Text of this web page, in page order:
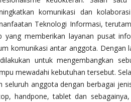
komunikasi dan
Teknologi Informasi,
yang memberikan layanan pusat
komunikasi antar anggota. Dengan
untuk mengembangkan
mewadahi kebutuhan tersebut.
seluruh anggota dengan berbagai
handpone, tablet dan